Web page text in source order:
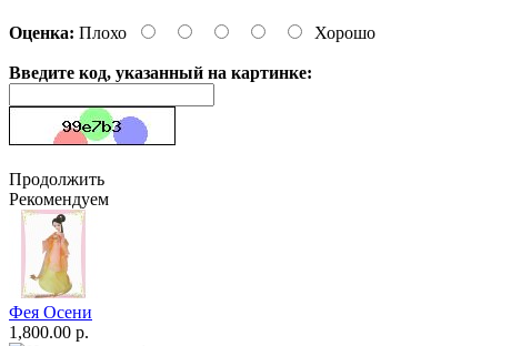
Оценка: Плохо Хорошо
Введите код, указанный на картинке:
Продолжить
Рекомендуем
Фея Осени
1,800.00 р.